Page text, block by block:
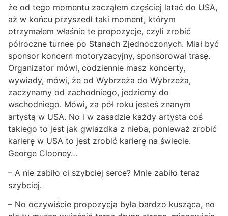
że od tego momentu zacząłem częściej latać do USA,
aż w końcu przyszedł taki moment, którym
otrzymałem właśnie te propozycje, czyli zrobić
półroczne turnee po Stanach Zjednoczonych. Miał być
sponsor koncern motoryzacyjny, sponsorował trasę.
Organizator mówi, codziennie masz koncerty,
wywiady, mówi, że od Wybrzeża do Wybrzeża,
zaczynamy od zachodniego, jedziemy do
wschodniego. Mówi, za pół roku jesteś znanym
artystą w USA. No i w zasadzie każdy artysta coś
takiego to jest jak gwiazdka z nieba, ponieważ zrobić
karierę w USA to jest zrobić karierę na świecie.
George Clooney…
– A nie zabiło ci szybciej serce? Mnie zabiło teraz
szybciej.
– No oczywiście propozycja była bardzo kusząca, no